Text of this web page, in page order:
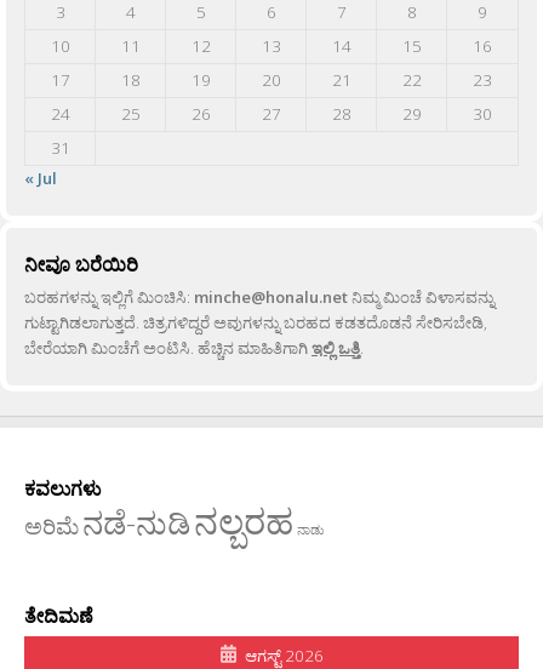
3
4 5 6 7 8
9
10
11 12 13 14 15
16
17
18 19 20 21 22
23
24
25 26 27 28 29
30
31
« Jul
ನೀವೂ ಬರೆಯಿರಿ
ಬರಹಗಳನ್ನು ಇಲ್ಲಿಗೆ ಮಿಂಚಿಸಿ: minche@honalu.netನಿಮ್ಮ ಮಿಂಚೆ ವಿಳಾಸವನ್ನು
ಗುಟ್ಟಾಗಿಡಲಾಗುತ್ತದೆ. ಚಿತ್ರಗಳಿದ್ದರೆ ಅವುಗಳನ್ನು ಬರಹದ ಕಡತದೊಡನೆ ಸೇರಿಸಬೇಡಿ,
ಬೇರೆಯಾಗಿ ಮಿಂಚೆಗೆ ಅಂಟಿಸಿ. ಹೆಚ್ಚಿನ ಮಾಹಿತಿಗಾಗಿಇಲ್ಲಿ ಒತ್ತಿ.
ಕವಲುಗಳು
ಅರಿಮೆನಡೆ-ನುಡಿನಲ್ಬರಹ ನಾಡು
ತೇದಿಮಣೆ
ಆಗಸ್ಟ್ 2026